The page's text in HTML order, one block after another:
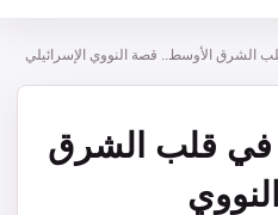
الشرق الأوسط.. قصة النووي الإسرائيلي
في قلب الشرق